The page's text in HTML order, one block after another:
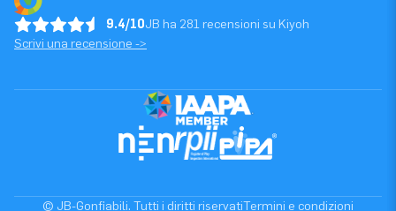
9.4/10JB ha 281 recensioni su Kiyoh
Scrivi una recensione ->
© JB-Gonfiabili. Tutti i diritti riservatiTermini e condizioni